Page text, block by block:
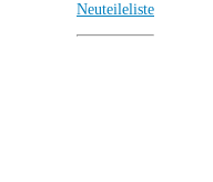
Neuteileliste